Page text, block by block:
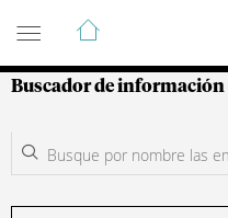
Guía de
Buscador de información